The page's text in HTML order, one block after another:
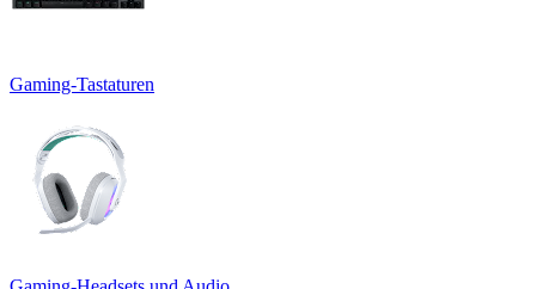
Gaming-Tastaturen